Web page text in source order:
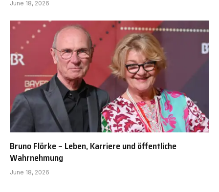
June 18, 2026
Bruno Flörke – Leben, Karriere und öffentliche
Wahrnehmung
June 18, 2026